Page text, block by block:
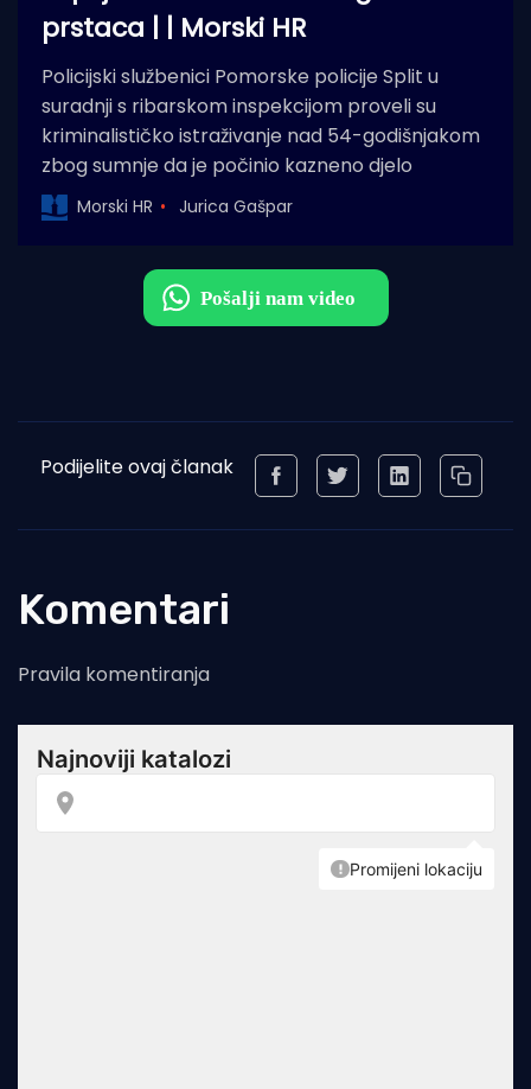
prstaca | | Morski HR
Policijski službenici Pomorske policije Split u
suradnji s ribarskom inspekcijom proveli su
kriminalističko istraživanje nad 54-godišnjakom
zbog sumnje da je počinio kazneno djelo
Morski HR Jurica Gašpar
Podijelite ovaj članak
Komentari
Pravila komentiranja